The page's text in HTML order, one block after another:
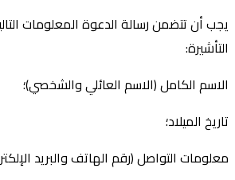
يجب أن تتضمن رسالة الدعوة المعلومات
التأشيرة:
الاسم الكامل (الاسم العائلي والشخصي)؛
تاريخ الميلاد؛
معلومات التواصل (رقم الهاتف والبريد